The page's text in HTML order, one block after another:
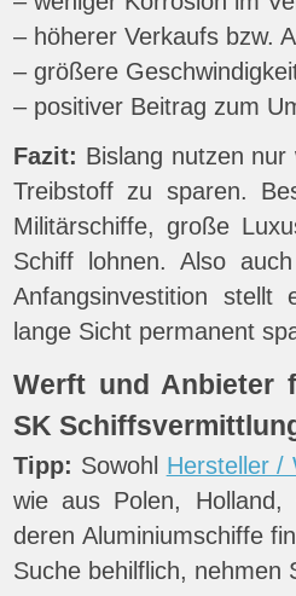
– höherer Verkaufs bzw.
– größere
– positiver Beitrag zum
Fazit: Bislang nutzen
Treibstoff zu sparen.
Militärschiffe, große
Schiff lohnen. Also
Anfangsinvestition
lange Sicht permanent
Werft und Anbieter
SK
Tipp: Sowohl Hersteller /
wie aus Polen,
deren Aluminiumschiffe
Suche behilflich, nehmen